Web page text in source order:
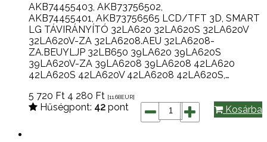
AKB74455403, AKB73756502,
AKB74455401, AKB73756565 LCD/TFT 3D, SMART
LG TÁVIRÁNYÍTÓ 32LA620 32LA620S 32LA620V
32LA620V-ZA 32LA6208.AEU 32LA6208-
ZA.BEUYLJP 32LB650 39LA620 39LA620S
39LA620V-ZA 39LA6208 39LA6208 42LA620
42LA620S 42LA620V 42LA6208 42LA620S,…
5 720 Ft 4 280 Ft [11.68EUR]
Hűségpont: 42 pont Kosárba